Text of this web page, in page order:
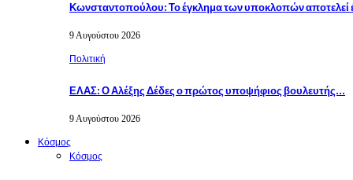
Κωνσταντοπούλου: Το έγκλημα των υποκλοπών αποτελεί
9 Αυγούστου 2026
Πολιτική
ΕΛΑΣ: Ο Αλέξης Δέδες ο πρώτος υποψήφιος βουλευτής…
9 Αυγούστου 2026
Κόσμος
Κόσμος